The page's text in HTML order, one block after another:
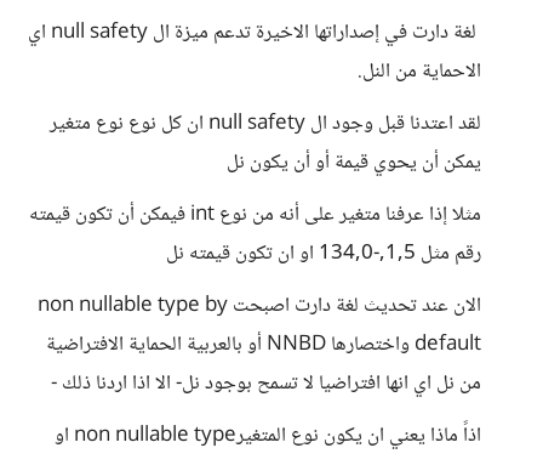
لغة دارت في إصداراتها الاخيرة تدعم ميزة ال null safety اي
الاحماية من النل.
لقد اعتدنا قبل وجود ال null safety ان كل نوع نوع متغير
يمكن أن يحوي قيمة أو أن يكون نل
مثلا إذا عرفنا متغير على أنه من نوع int فيمكن أن تكون قيمته
رقم مثل 1,5,-134,0 او ان تكون قيمته نل
الان عند تحديث لغة دارت اصبحت non nullable type by
default واختصارها NNBD أو بالعربية الحماية الافتراضية
من نل اي انها افتراضيا لا تسمح بوجود نل- الا اذا اردنا ذلك -
اذاً ماذا يعني ان يكون نوع المتغيرnon nullable type او